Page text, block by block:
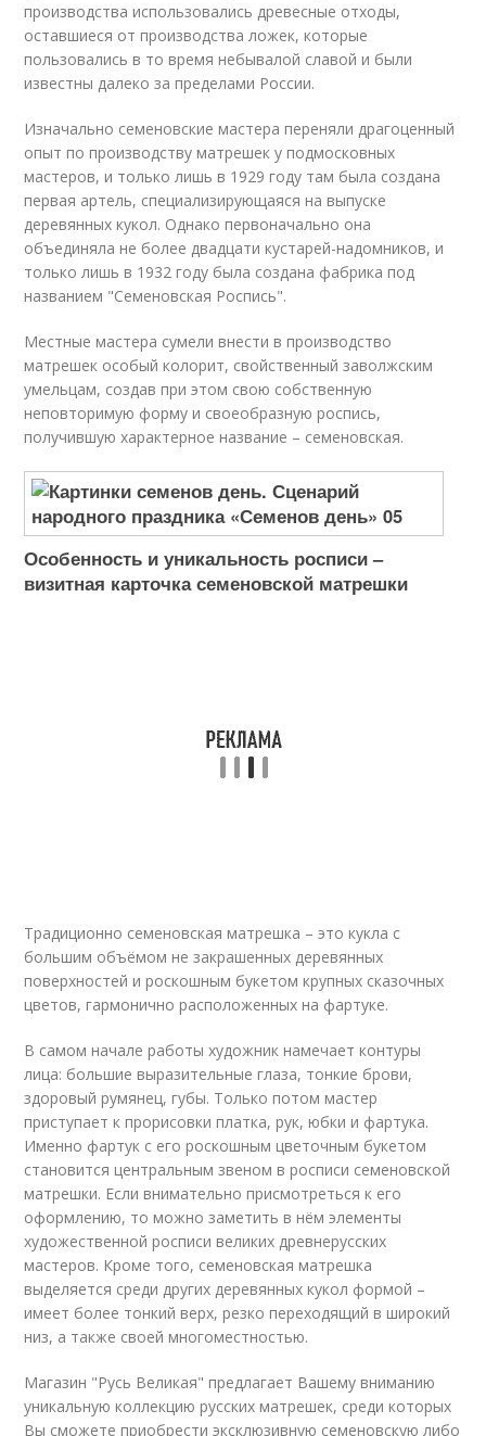
производства использовались древесные отходы,
оставшиеся от производства ложек, которые
пользовались в то время небывалой славой и были
известны далеко за пределами России.
Изначально семеновские мастера переняли драгоценный
опыт по производству матрешек у подмосковных
мастеров, и только лишь в 1929 году там была создана
первая артель, специализирующаяся на выпуске
деревянных кукол. Однако первоначально она
объединяла не более двадцати кустарей-надомников, и
только лишь в 1932 году была создана фабрика под
названием "Семеновская Роспись".
Местные мастера сумели внести в производство
матрешек особый колорит, свойственный заволжским
умельцам, создав при этом свою собственную
неповторимую форму и своеобразную роспись,
получившую характерное название – семеновская.
Особенность и уникальность росписи –
визитная карточка семеновской матрешки
Традиционно семеновская матрешка – это кукла с
большим объёмом не закрашенных деревянных
поверхностей и роскошным букетом крупных сказочных
цветов, гармонично расположенных на фартуке.
В самом начале работы художник намечает контуры
лица: большие выразительные глаза, тонкие брови,
здоровый румянец, губы. Только потом мастер
приступает к прорисовки платка, рук, юбки и фартука.
Именно фартук с его роскошным цветочным букетом
становится центральным звеном в росписи семеновской
матрешки. Если внимательно присмотреться к его
оформлению, то можно заметить в нём элементы
художественной росписи великих древнерусских
мастеров. Кроме того, семеновская матрешка
выделяется среди других деревянных кукол формой –
имеет более тонкий верх, резко переходящий в широкий
низ, а также своей многоместностью.
Магазин "Русь Великая" предлагает Вашему вниманию
уникальную коллекцию русских матрешек, среди которых
Вы сможете приобрести эксклюзивную семеновскую либо